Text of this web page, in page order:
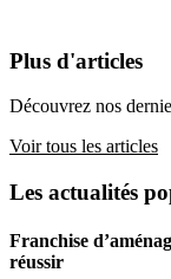
Plus d'articles
Découvrez nos
Voir tous les articles
Les actualités
Franchise
réussir